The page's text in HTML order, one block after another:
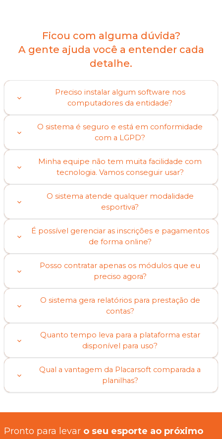
Ficou com alguma dúvida?
A gente ajuda você a entender cada
detalhe.
Preciso instalar algum software nos
computadores da entidade?
O sistema é seguro e está em conformidade
com a LGPD?
Minha equipe não tem muita facilidade com
tecnologia. Vamos conseguir usar?
O sistema atende qualquer modalidade
esportiva?
É possível gerenciar as inscrições e pagamentos
de forma online?
Posso contratar apenas os módulos que eu
preciso agora?
O sistema gera relatórios para prestação de
contas?
Quanto tempo leva para a plataforma estar
disponível para uso?
Qual a vantagem da Placarsoft comparada a
planilhas?
Pronto para levar o seu esporte ao próximo